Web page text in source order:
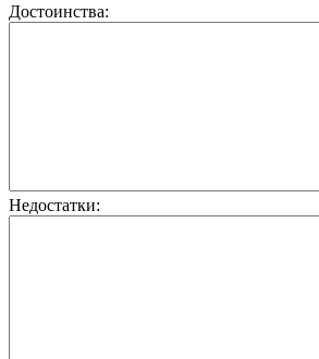
Достоинства:
Недостатки: